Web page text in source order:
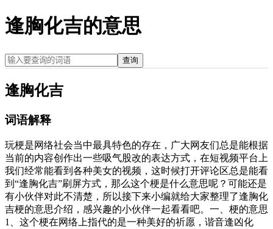
逢胸化吉的意思
查询
逢胸化吉
词语解释
玩梗是网络社会当中最具特色的存在，广大网友们总是能根据
当前的内容创作出一些吸气股改的表达方式，在短视频平台上
我们经常能看到各种美女的视频，这时候打开评论区总是能看
到“逢胸化吉”刷屏方式，那么这个梗是什么意思呢？可能还是
有小伙伴对此不清楚，所以接下来小编就给大家整理了逢胸化
吉梗的意思介绍，感兴趣的小伙伴一起看看吧。一、梗的意思
1、这个梗在网络上指代的是一种美好的祈愿，谐音逢凶化